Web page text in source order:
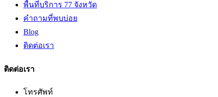
พื้นที่บริการ 77 จังหวัด
คำถามที่พบบ่อย
Blog
ติดต่อเรา
ติดต่อเรา
โทรศัพท์